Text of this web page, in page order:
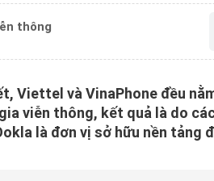
thông
Viettel và VinaPhone đều
viễn thông, kết quả là do
là đơn vị sở hữu nền